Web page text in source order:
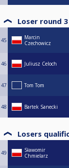
Loser round 3
45
Marcin
Czechowicz
46 Juliusz Celoch
47 Tom Tom
48 Bartek Sanecki
Losers
49
Sławomir
Chmielarz